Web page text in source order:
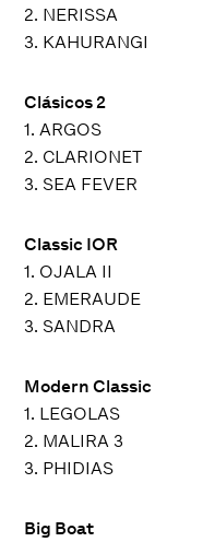
2. NERISSA
3. KAHURANGI
Clásicos 2
1. ARGOS
2. CLARIONET
3. SEA FEVER
Classic IOR
1. OJALA II
2. EMERAUDE
3. SANDRA
Modern Classic
1. LEGOLAS
2. MALIRA 3
3. PHIDIAS
Big Boat